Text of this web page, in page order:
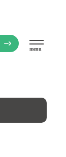
menu